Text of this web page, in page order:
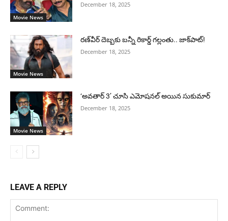
Movie News
December 18, 2025
Movie News
రణ్‌వీర్ దెబ్బకు బన్నీ రికార్డ్ గల్లంతు.. జాక్‌పాట్!
December 18, 2025
Movie News
‘అవతార్ 3’ చూసి ఎమోషనల్ అయిన సుకుమార్
December 18, 2025
LEAVE A REPLY